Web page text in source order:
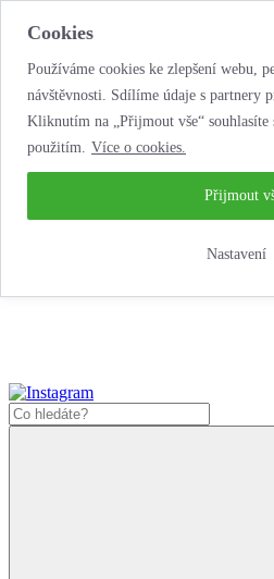
Cookies
Používáme cookies ke zlepšení webu,
návštěvnosti. Sdílíme údaje s partnery
Kliknutím na „Přijmout vše“ souhlasíte
použitím. Více o cookies.
Nastavení
Přijmout
...neobyčejná jízda životem!